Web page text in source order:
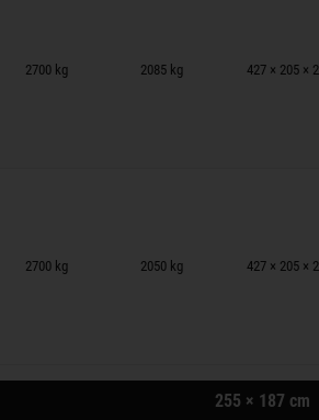
2700 kg 2085 kg 427 × 205 ×
2700 kg 2050 kg 427 × 205 ×
255 × 187 cm